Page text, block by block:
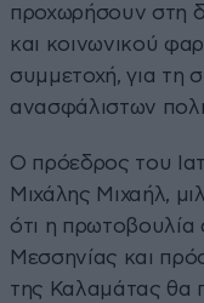
προχωρήσουν στη
και κοινωνικού
συμμετοχή, για τη
ανασφάλιστων
Ο πρόεδρος του
Μιχάλης Μιχαήλ,
ότι η πρωτοβουλία
Μεσσηνίας και
της Καλαμάτας θα